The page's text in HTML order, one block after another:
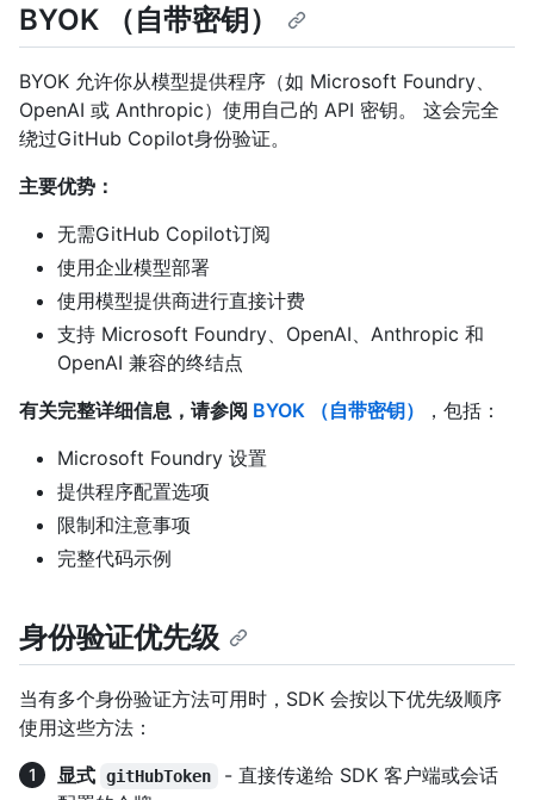
BYOK （自带密钥）
BYOK 允许你从模型提供程序（如 Microsoft Foundry、
OpenAI 或 Anthropic）使用自己的 API 密钥。 这会完全
绕过GitHub Copilot身份验证。
主要优势：
无需GitHub Copilot订阅
使用企业模型部署
使用模型提供商进行直接计费
支持 Microsoft Foundry、OpenAI、Anthropic 和
OpenAI 兼容的终结点
有关完整详细信息，请参阅 BYOK （自带密钥）
，包括：
Microsoft Foundry 设置
提供程序配置选项
限制和注意事项
完整代码示例
身份验证优先级
当有多个身份验证方法可用时，SDK 会按以下优先级顺序
使用这些方法：
显式 gitHubToken
- 直接传递给 SDK 客户端或会话